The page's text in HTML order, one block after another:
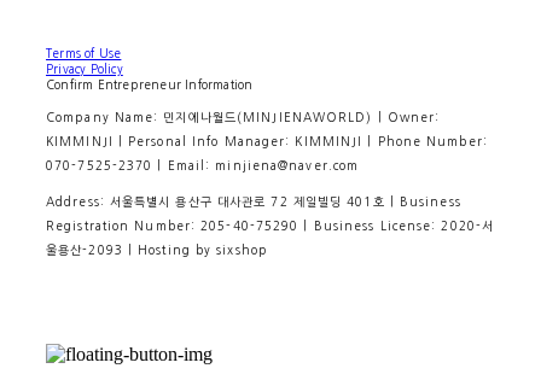
Terms of Use
Privacy Policy
Confirm Entrepreneur Information
Company Name: 민지에나월드(MINJIENAWORLD) | Owner:
KIMMINJI | Personal Info Manager: KIMMINJI | Phone Number:
070-7525-2370 | Email: minjiena@naver.com
Address: 서울특별시 용산구 대사관로 72 제일빌딩 401호 | Business
Registration Number: 205-40-75290 | Business License: 2020-서
울용산-2093
| Hosting by sixshop